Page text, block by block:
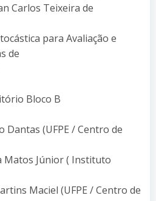
Carlos Teixeira de
para Avaliação e
de
Bloco B
Dantas (UFPE / Centro de
Matos Júnior ( Instituto
Maciel (UFPE / Centro de